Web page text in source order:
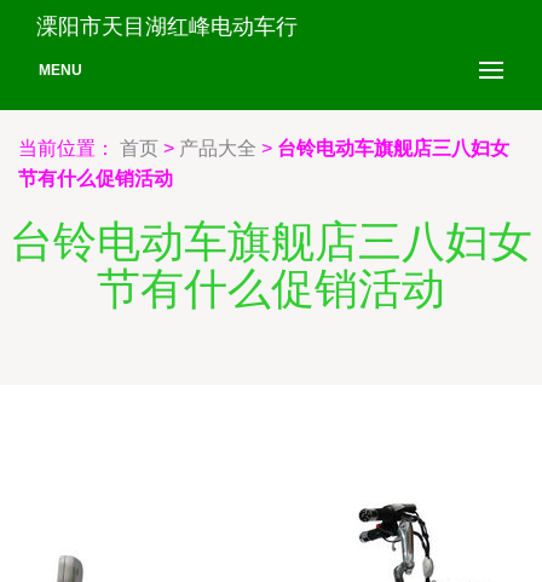
溧阳市天目湖红峰电动车行
MENU
当前位置： 首页 > 产品大全 > 台铃电动车旗舰店三八妇女
节有什么促销活动
台铃电动车旗舰店三八妇女
节有什么促销活动